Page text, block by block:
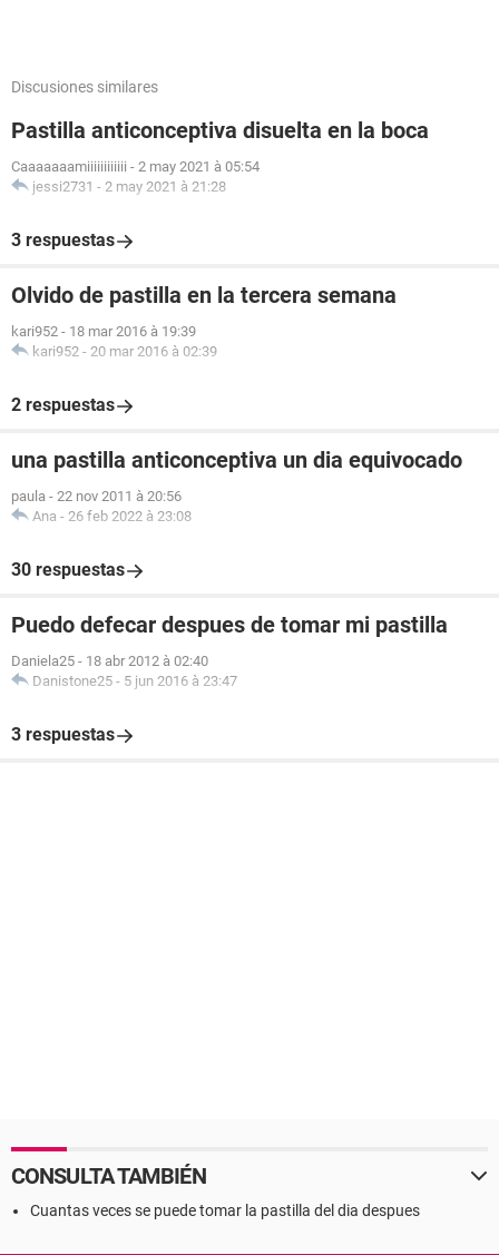
Discusiones similares
Pastilla anticonceptiva disuelta en la boca
Caaaaaaamiiiiiiiiiiii - 2 may 2021 à 05:54
jessi2731 - 2 may 2021 à 21:28
3 respuestas
Olvido de pastilla en la tercera semana
kari952 - 18 mar 2016 à 19:39
kari952 - 20 mar 2016 à 02:39
2 respuestas
una pastilla anticonceptiva un dia equivocado
paula - 22 nov 2011 à 20:56
Ana - 26 feb 2022 à 23:08
30 respuestas
Puedo defecar despues de tomar mi pastilla
Daniela25 - 18 abr 2012 à 02:40
Danistone25 - 5 jun 2016 à 23:47
3 respuestas
CONSULTA TAMBIÉN
Cuantas veces se puede tomar la pastilla del dia despues